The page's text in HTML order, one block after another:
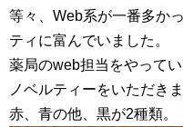
等々、Web系が一番多か
ティに富んでいました。
薬局のweb担当をやって
ノベルティーをいただき
赤、青の他、黒が2種類。